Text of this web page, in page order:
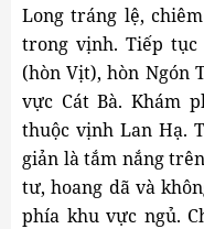
Long tráng lệ,
trong vịnh. Tiếp
(hòn Vịt), hòn Ngón
vực Cát Bà.Khám
thuộc vịnh Lan Hạ.
giản là tắm nắng
tư, hoang dã và
phía khu vực ngủ.